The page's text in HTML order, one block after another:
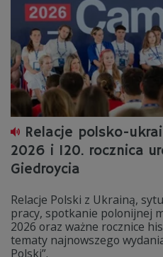
Relacje polsko-
2026 i 120. rocznica
Giedroycia
Relacje Polski z Ukrainą,
pracy, spotkanie polonijnej
2026 oraz ważne rocznice
tematy najnowszego
Polski”.